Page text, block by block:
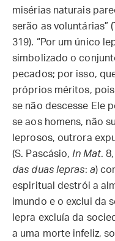
misérias naturais
serão as voluntárias”
319). “Por um único
simbolizado o
pecados; por isso,
próprios méritos,
se não descesse Ele
se aos homens, não
leprosos, outrora
(S. Pascásio, In Mat.
das duas lepras: a)
espiritual destrói a
imundo e o exclui da
lepra excluía da
a uma morte infeliz,